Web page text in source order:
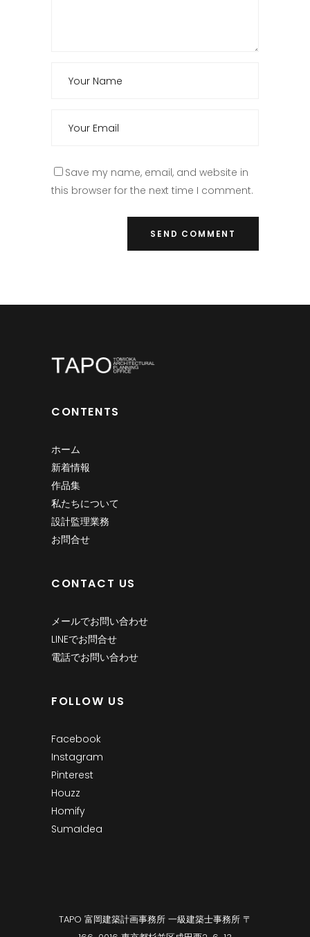
Save my name, email, and website in
this browser for the next time I comment.
CONTENTS
ホーム
新着情報
作品集
私たちについて
設計監理業務
お問合せ
CONTACT US
メールでお問い合わせ
LINEでお問合せ
電話でお問い合わせ
FOLLOW US
Facebook
Instagram
Pinterest
Houzz
Homify
SumaIdea
TAPO 富岡建築計画事務所 一級建築士事務所 〒